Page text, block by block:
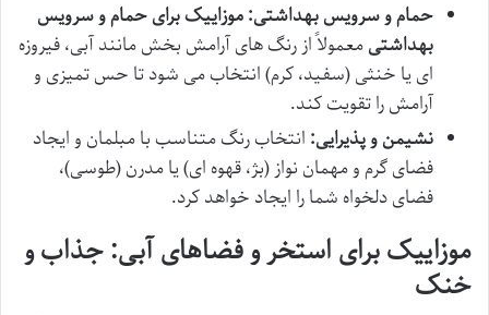
حمام و سرویس بهداشتی:موزاییک برای حمام و سرویس
بهداشتیمعمولاً از رنگ های آرامش بخش مانند آبی، فیروزه
ای یا خنثی (سفید، کرم) انتخاب می شود تا حس تمیزی و
آرامش را تقویت کند.
نشیمن و پذیرایی: انتخاب رنگ متناسب با مبلمان و ایجاد
فضای گرم و مهمان نواز (بژ، قهوه ای) یا مدرن (طوسی)،
فضای دلخواه شما را ایجاد خواهد کرد.
موزاییک برای استخر و فضاهای آبی: جذاب و
خنک